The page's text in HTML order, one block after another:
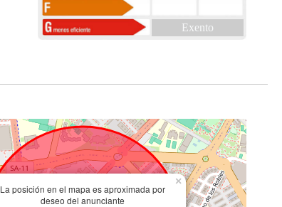
Exento
La posición en el mapa es aproximada por
deseo del anunciante
×